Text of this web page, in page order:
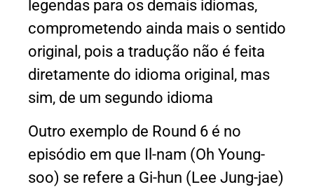
legendas para os demais idiomas,
comprometendo ainda mais o sentido
original, pois a tradução não é feita
diretamente do idioma original, mas
sim, de um segundo idioma
Outro exemplo de Round 6 é no
episódio em que Il-nam (Oh Young-
soo) se refere a Gi-hun (Lee Jung-jae)